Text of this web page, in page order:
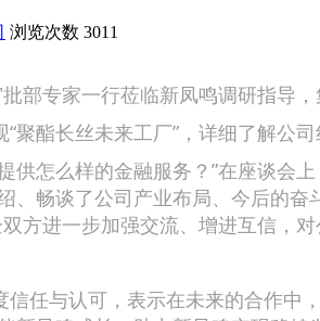
浏览次数 3011
专家一行莅临新凤鸣调研指导，
酯长丝未来工厂”，详细了解公
怎么样的金融服务？”在座谈会
、畅谈了公司产业布局、今后的
方进一步加强交流、增进互信，
任与认可，表示在未来的合作中